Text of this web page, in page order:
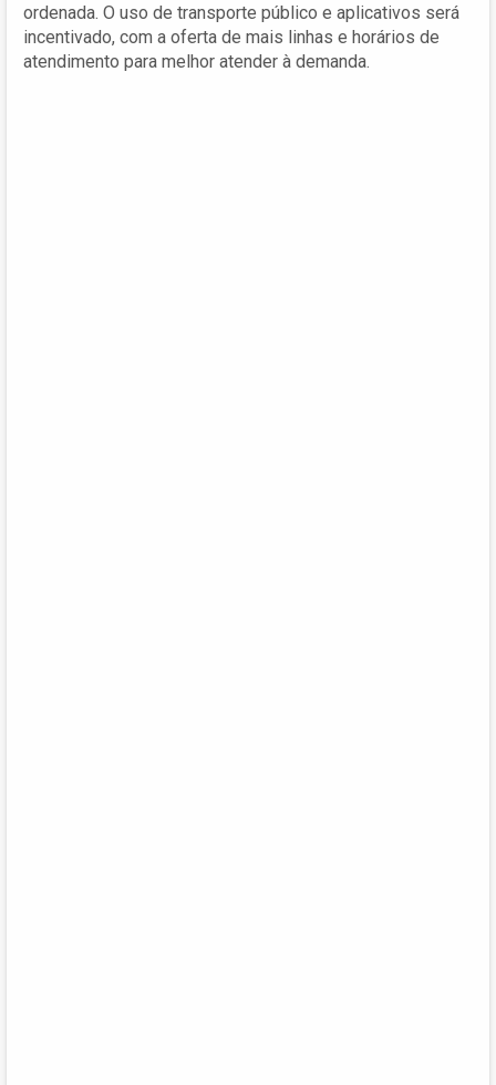
ordenada. O uso de transporte público e aplicativos será
incentivado, com a oferta de mais linhas e horários de
atendimento para melhor atender à demanda.